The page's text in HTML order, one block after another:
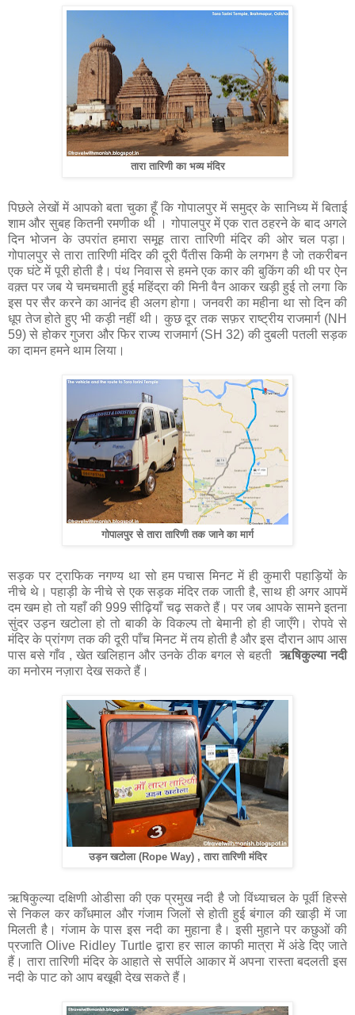
तारा तारिणी का भव्य मंदिर
पिछले लेखों में आपको बता चुका हूँ कि गोपालपुर में समुद्र के सानिध्य में बिताई
शाम और सुबह कितनी रमणीक थी । गोपालपुर में एक रात ठहरने के बाद अगले
दिन भोजन के उपरांत हमारा समूह तारा तारिणी मंदिर की ओर चल पड़ा।
गोपालपुर से तारा तारिणी मंदिर की दूरी पैंतीस किमी के लगभग है जो तकरीबन
एक घंटे में पूरी होती है। पंथ निवास से हमने एक कार की बुकिंग की थी पर ऐन
वक़्त पर जब ये चमचमाती हुई महिंद्रा की मिनी वैन आकर खड़ी हुई तो लगा कि
इस पर सैर करने का आनंद ही अलग होगा। जनवरी का महीना था सो दिन की
धूप तेज होते हुए भी कड़ी नहीं थी। कुछ दूर तक सफ़र राष्ट्रीय राजमार्ग (NH
59) से होकर गुजरा और फिर राज्य राजमार्ग (SH 32) की दुबली पतली सड़क
का दामन हमने थाम लिया।
गोपालपुर से तारा तारिणी तक जाने का मार्ग
सड़क पर ट्राफिक नगण्य था सो हम पचास मिनट में ही कुमारी पहाड़ियों के
नीचे थे। पहाड़ी के नीचे से एक सड़क मंदिर तक जाती है, साथ ही अगर आपमें
दम खम हो तो यहाँ की 999 सीढ़ियाँ चढ़ सकते हैं। पर जब आपके सामने इतना
सुंदर उड़न खटोला हो तो बाकी के विकल्प तो बेमानी हो ही जाएँगे। रोपवे से
मंदिर के प्रांगण तक की दूरी पाँच मिनट में तय होती है और इस दौरान आप आस
पास बसे गाँव , खेत खलिहान और उनके ठीक बगल से बहतीऋषिकुल्‍या नदी
का मनोरम नज़ारा देख सकते हैं।
उड़न खटोला (Rope Way) , तारा तारिणी मंदिर
ऋषिकुल्‍या दक्षिणी ओडीसा की एक प्रमुख नदी है जो विंध्याचल के पूर्वी हिस्से
से निकल कर काँधमाल और गंजाम जिलों से होती हुई बंगाल की खाड़ी में जा
मिलती है। गंजाम के पास इस नदी का मुहाना है। इसी मुहाने पर कछुओं की
प्रजाति Olive Ridley Turtle द्वारा हर साल काफी मात्रा में अंडे दिए जाते
हैं। तारा तारिणी मंदिर के आहाते से सर्पीले आकार में अपना रास्ता बदलती इस
नदी के पाट को आप बखूबी देख सकते हैं।